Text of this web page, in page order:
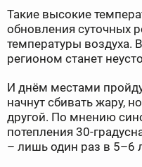
Такие высокие
обновления суточных
температуры воздуха.
регионом станет
И днём местами
начнут сбивать жару,
другой. По мнению
потепления 30-
– лишь один раз в 5–6